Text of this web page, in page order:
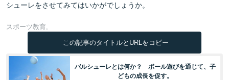
シューレをさせてみてはいかがでしょうか。
スポーツ教育
この記事のタイトルとURLをコピー
バルシューレとは何か？ ボール遊びを通じて、子
どもの成長を促す。